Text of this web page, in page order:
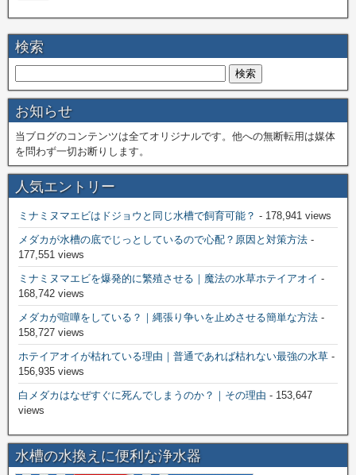
検索
お知らせ
当ブログのコンテンツは全てオリジナルです。他への無断転用は媒体
を問わず一切お断りします。
人気エントリー
ミナミヌマエビはドジョウと同じ水槽で飼育可能？ - 178,941 views
メダカが水槽の底でじっとしているので心配？原因と対策方法 -
177,551 views
ミナミヌマエビを爆発的に繁殖させる｜魔法の水草ホテイアオイ -
168,742 views
メダカが喧嘩をしている？｜縄張り争いを止めさせる簡単な方法 -
158,727 views
ホテイアオイが枯れている理由｜普通であれば枯れない最強の水草 -
156,935 views
白メダカはなぜすぐに死んでしまうのか？｜その理由 - 153,647
views
水槽の水換えに便利な浄水器